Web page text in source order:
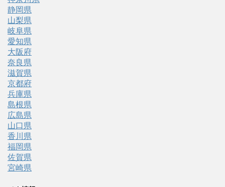
静岡県
山梨県
岐阜県
愛知県
大阪府
奈良県
滋賀県
京都府
兵庫県
島根県
広島県
山口県
香川県
福岡県
佐賀県
宮崎県